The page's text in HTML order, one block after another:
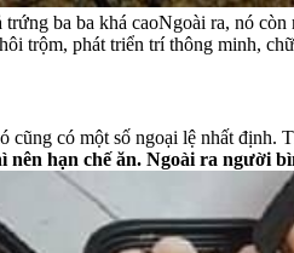
ba ba khá caoNgoài ra, nó còn
trộm, phát triển trí thông minh,
cũng có một số ngoại lệ nhất
nên hạn chế ăn. Ngoài ra người